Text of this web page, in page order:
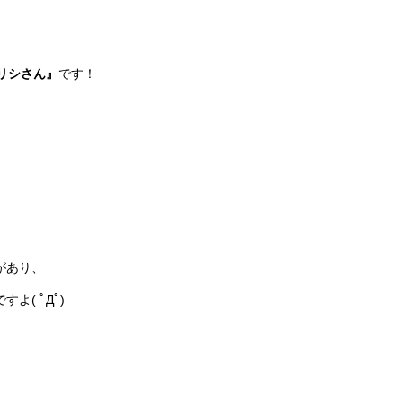
シさん』 です！
り、
すよ( ﾟДﾟ)